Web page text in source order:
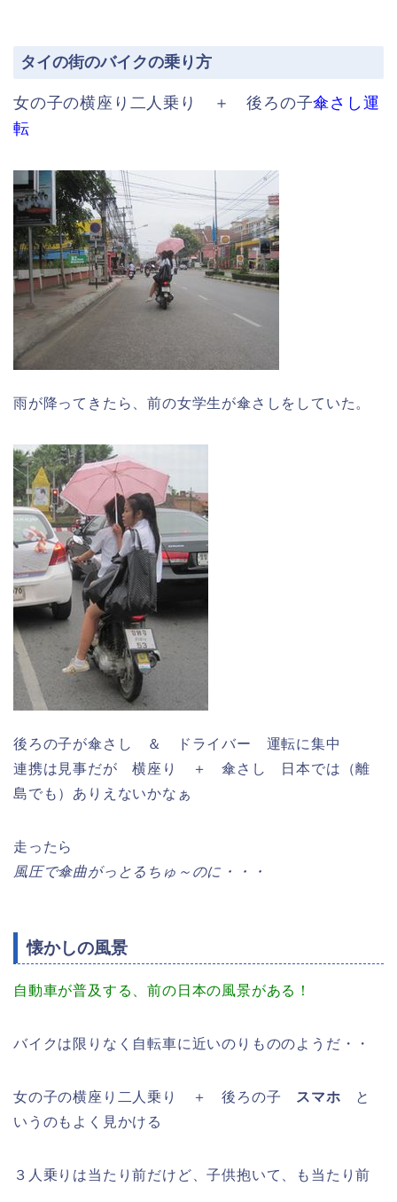
タイの街のバイクの乗り方
女の子の横座り二人乗り ＋ 後ろの子傘さし運
転
雨が降ってきたら、前の女学生が傘さしをしていた。
後ろの子が傘さし ＆ ドライバー 運転に集中
連携は見事だが 横座り ＋ 傘さし 日本では（離
島でも）ありえないかなぁ
走ったら
風圧で傘曲がっとるちゅ～のに・・・
懐かしの風景
自動車が普及する、前の日本の風景がある！
バイクは限りなく自転車に近いのりもののようだ・・
女の子の横座り二人乗り ＋ 後ろの子 スマホ と
いうのもよく見かける
３人乗りは当たり前だけど、子供抱いて、も当たり前